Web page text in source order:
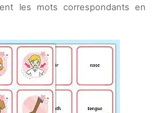
les mots correspondants en